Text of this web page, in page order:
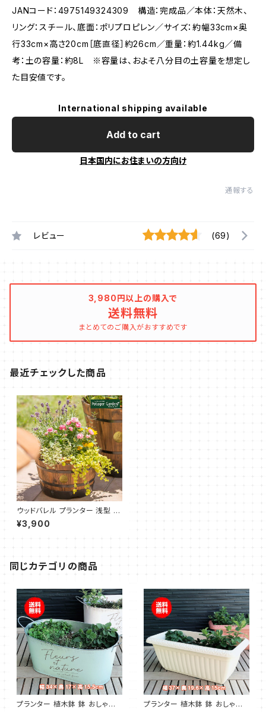
JANコード：4975149324309 構造：完成品／本体：天然木、
リング：スチール、底面：ポリプロピレン／サイズ：約幅33cm×奥
行33cm×高さ20cm［底直径］約26cm／重量：約1.44kg／備
考：土の容量：約8L ※容量は、およそ八分目の土容量を想定し
た目安値です。
International shipping available
Add to cart
日本国内にお住まいの方向け
通報する
レビュー (69)
3,980円以上の購入で
送料無料
まとめてのご購入がおすすめです
最近チェックした商品
ウッドバレル プランター 浅型 M
円形（タカショー）
¥3,900
同じカテゴリの商品
プランター 植木鉢 鉢 おしゃれ
プランター 植木鉢 鉢 おしゃれ